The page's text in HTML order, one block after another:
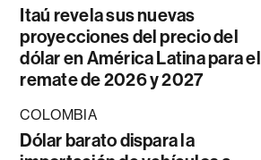
Itaú revela sus nuevas
proyecciones del precio del
dólar en América Latina para el
remate de 2026 y 2027
COLOMBIA
Dólar barato dispara la